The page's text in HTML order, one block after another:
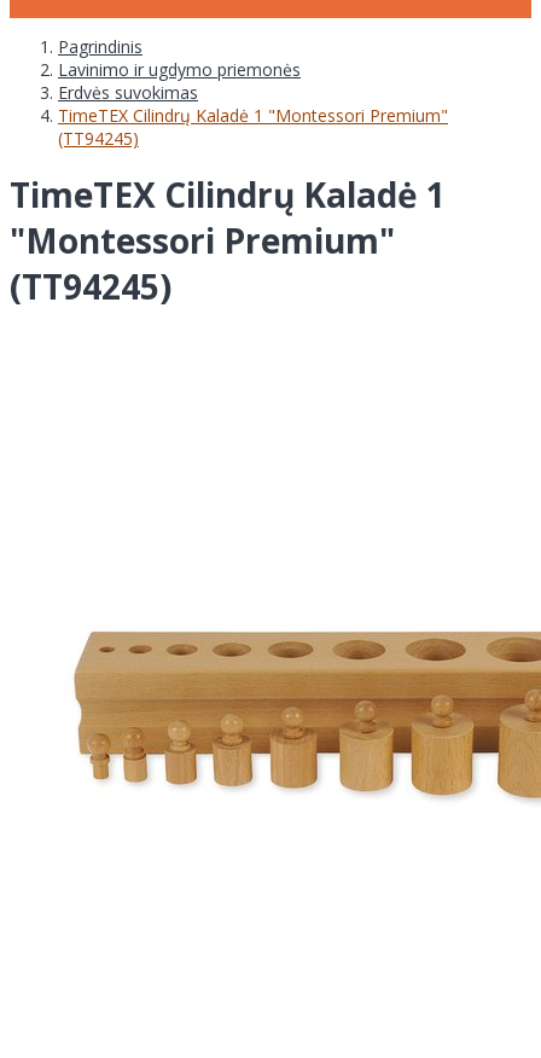
Pagrindinis
Lavinimo ir ugdymo priemonės
Erdvės suvokimas
TimeTEX Cilindrų Kaladė 1 "Montessori Premium"
(TT94245)
TimeTEX Cilindrų Kaladė 1
"Montessori Premium"
(TT94245)